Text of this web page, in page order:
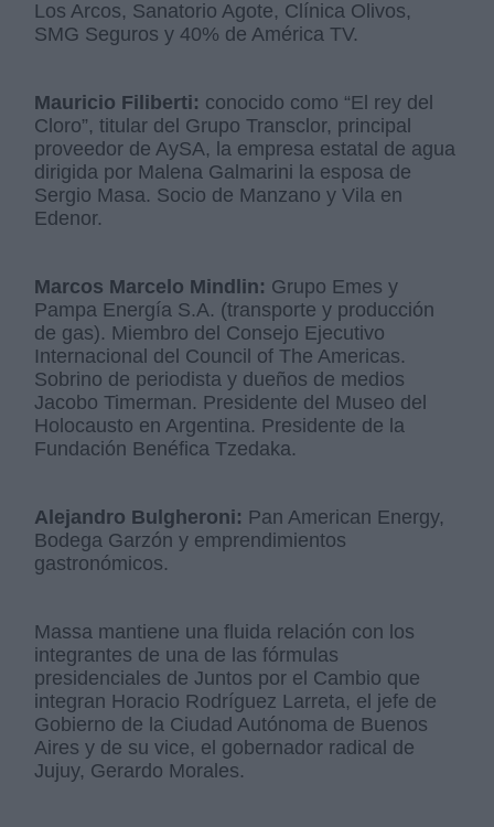
Los Arcos, Sanatorio Agote, Clínica Olivos,
SMG Seguros y 40% de América TV.
Mauricio Filiberti: conocido como “El rey del
Cloro”, titular del Grupo Transclor, principal
proveedor de AySA, la empresa estatal de agua
dirigida por Malena Galmarini la esposa de
Sergio Masa. Socio de Manzano y Vila en
Edenor.
Marcos Marcelo Mindlin: Grupo Emes y
Pampa Energía S.A. (transporte y producción
de gas). Miembro del Consejo Ejecutivo
Internacional del Council of The Americas.
Sobrino de periodista y dueños de medios
Jacobo Timerman. Presidente del Museo del
Holocausto en Argentina. Presidente de la
Fundación Benéfica Tzedaka.
Alejandro Bulgheroni: Pan American Energy,
Bodega Garzón y emprendimientos
gastronómicos.
Massa mantiene una fluida relación con los
integrantes de una de las fórmulas
presidenciales de Juntos por el Cambio que
integran Horacio Rodríguez Larreta, el jefe de
Gobierno de la Ciudad Autónoma de Buenos
Aires y de su vice, el gobernador radical de
Jujuy, Gerardo Morales.